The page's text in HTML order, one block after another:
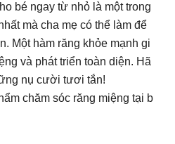
bé ngay từ nhỏ là một trong
mà cha mẹ có thể làm để
Một hàm răng khỏe mạnh gi
và phát triển toàn diện. Hã
nụ cười tươi tắn!
chăm sóc răng miệng tại b